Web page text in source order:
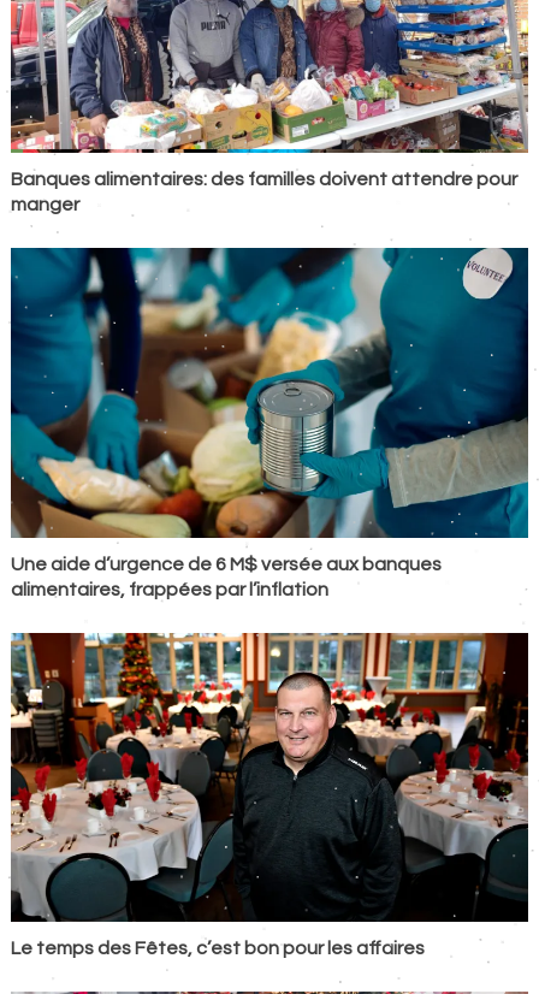
Banques alimentaires: des familles doivent attendre pour
manger
Une aide d’urgence de 6 M$ versée aux banques
alimentaires, frappées par l’inflation
Le temps des Fêtes, c’est bon pour les affaires